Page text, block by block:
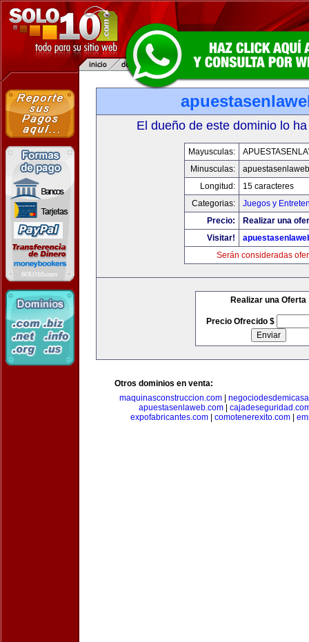
El dueño de este dominio lo
Mayusculas:
Minusculas:
Longitud:
15 caracteres
Categorias:
Juegos y
Precio:
Realizar una
Visitar!
Serán consideradas
Realizar una Oferta
Precio Ofrecido $
Otros dominios en venta:
maquinasconstruccion.com
apuestasenlaweb.com
expofabricantes.com| comotenerexito.com|